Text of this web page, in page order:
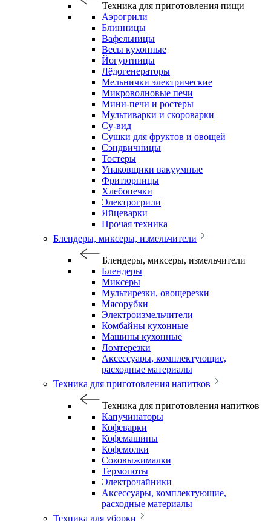
Техника для приготовления пищи
Аэрогрили
Блинницы
Вафельницы
Весы кухонные
Йогуртницы
Лёдогенераторы
Мельнички электрические
Микроволновые печи
Мини-печи и ростеры
Мультиварки и скороварки
Су-вид
Сушки для фруктов и овощей
Сэндвичницы
Тостеры
Упаковщики вакуумные
Фритюрницы
Хлебопечки
Электрогрили
Яйцеварки
Прочая техника
Блендеры, миксеры, измельчители
Блендеры, миксеры, измельчители
Блендеры
Миксеры
Мультирезки, овощерезки
Мясорубки
Электроизмельчители
Комбайны кухонные
Машины кухонные
Ломтерезки
Аксессуары, комплектующие,
расходные материалы
Техника для приготовления напитков
Техника для приготовления напитков
Капучинаторы
Кофеварки
Кофемашины
Кофемолки
Соковыжималки
Термопоты
Электрочайники
Аксессуары, комплектующие,
расходные материалы
Техника для уборки